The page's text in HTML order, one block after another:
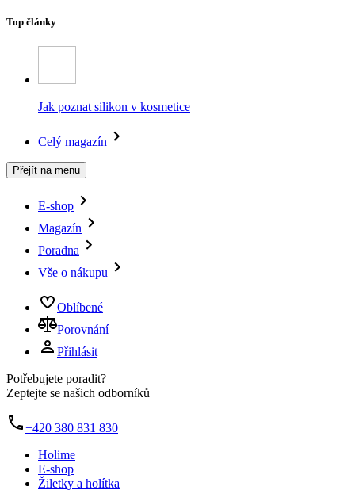
Top články
Jak poznat silikon v kosmetice
Celý magazín
Přejít na menu
E-shop
Magazín
Poradna
Vše o nákupu
Oblíbené
Porovnání
Přihlásit
Potřebujete poradit?
Zeptejte se našich odborníků
+420 380 831 830
Holime
E-shop
Žiletky a holítka